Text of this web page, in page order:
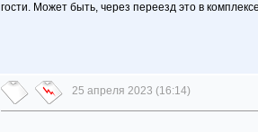
гости. Может быть, через переезд это в
25 апреля 2023 (16:14)